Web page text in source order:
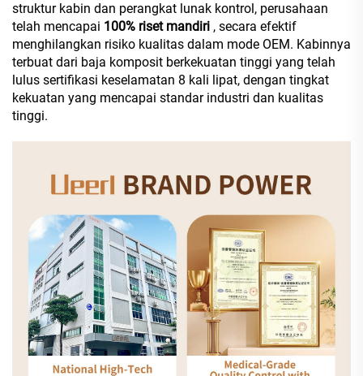
struktur kabin dan perangkat lunak kontrol, perusahaan
telah mencapai 100% riset mandiri , secara efektif
menghilangkan risiko kualitas dalam mode OEM. Kabinnya
terbuat dari baja komposit berkekuatan tinggi yang telah
lulus sertifikasi keselamatan 8 kali lipat, dengan tingkat
kekuatan yang mencapai standar industri dan kualitas
tinggi.